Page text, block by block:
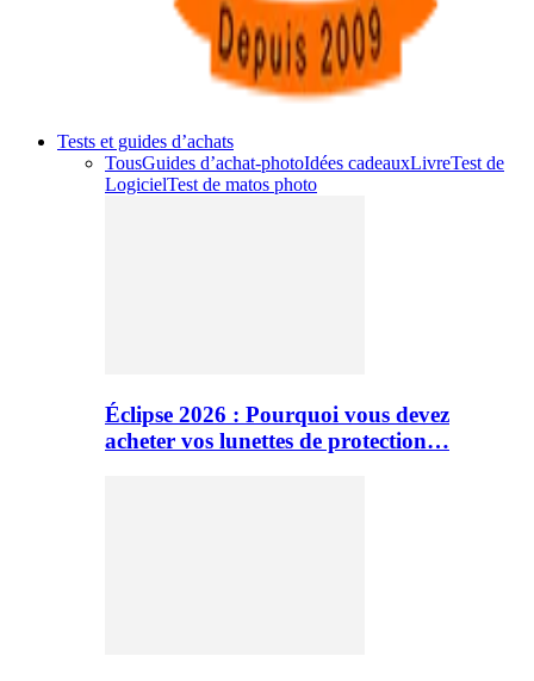
Tests et guides d’achats
TousGuides d’achat-photoIdées cadeauxLivreTest de
LogicielTest de matos photo
Éclipse 2026 : Pourquoi vous devez
acheter vos lunettes de protection…